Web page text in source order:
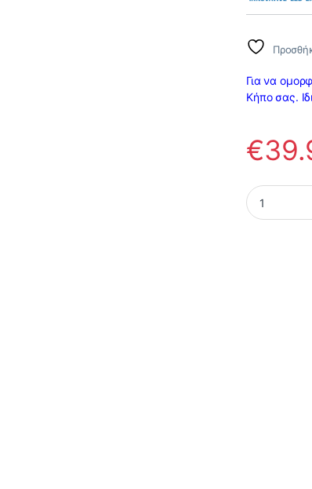
Για να
Κήπο σας.
€
Φωτιστικό